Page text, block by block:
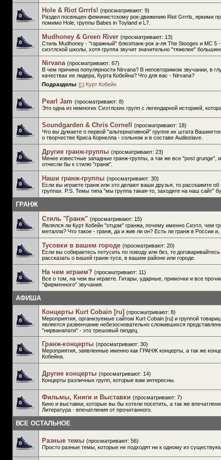
Hole & Riot Grrrls! (просматривают: 9)
Раздел посвящен феминистскому рок-движению Riot Grrrls, яркими
помимо Hole, группы Babes in Toyland и L7.
Mudhoney & Green River (просматривают: 13)
Стиль Mudhoney - "гаражный" блюз/панк-рок а-ля The Stooges и МС 5
сиэтлской школы, хотя группа звучит значительно "тяжелее"
Nirvana (просматривают: 67)
В чем причина популярности Nirvana? В неповторимом звучании, в
качествах ее лидера, Курта Кобейна? Что для вас - Nirvana?
Подразделы: Курт Кобейн
Pearl Jam (просматривают: 8)
Это одна из немногих Сиэтлских групп с легендарной историей,
Soundgarden & Chris Cornell
(просматривают: 18)
Что вы думаете о первой "альтернативной" группе их штата
о творчестве Криса Корнелла - сольном и в составе Audioslave.
Другие гранж-группы (просматривают: 23)
Менее известные западные гранж-группы, а так же все "post grunge",
отнесли бы к стилю "гранж".
Наши гранж-группы (просматривают: 30)
Если вы играете гранж или это делают ваши друзья, то расскажите
группах. P.S. Темы типа "мы группа такая-то, заходите на наш сайт"
ГРАНЖ
Стиль "Гранж" (просматривают: 15)
Являлся ли Курт Кобейн "отцом" гранжа, почему именно Сиэтл, чем
металла? Что такое - гранж, да и жив ли он? Есть ли гранж в России и,
Тусовки в вашем городе (просматривают: 20)
Если вы собираетесь потусить по поводу или без, то
рассказать о вашей гранж-тусе, в вашем районе или городе.
На чем играем? (просматривают: 11)
Все о том, на чем вы играете. Гитары, ударные, примочки и все
"фирменного" звучания.
АФИША
Концерты Kurt Cobain [ru] (просматривают: 8)
Мероприятия, организуемые сайтом Kurt Cobain [ru] и группой
является развенчание небезосновательно сложившихся
"нирванапати" - это трешовый пиздец.
Гранж-концерты (просматривают: 30)
Мероприятия, заявленные именно как ГРАНЖ концерты, а так же
Кобейна.
Другие концерты (просматривают: 14)
Концерты различных групп, которые вам интересны.
Фильмы, Книги и Выставки (просматривают: 7)
Кино и выставки, которые вы бы хотели посетить, а так же
Литература - впечатления от прочитанного.
ВСЕ ОСТАЛЬНОЕ
Разные темы (просматривают: 56)
Просто разные темы, которые не подходят ни к одному из